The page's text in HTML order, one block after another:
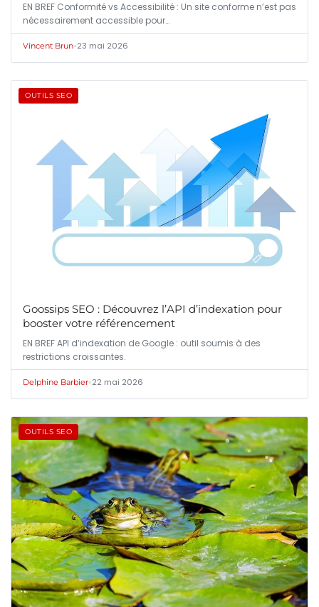
EN BREF Conformité vs Accessibilité : Un site conforme n’est pas
nécessairement accessible pour…
Vincent Brun•23 mai 2026
OUTILS SEO
Goossips SEO : Découvrez l’API d’indexation pour
booster votre référencement
EN BREF API d’indexation de Google : outil soumis à des
restrictions croissantes.
Delphine Barbier•22 mai 2026
OUTILS SEO